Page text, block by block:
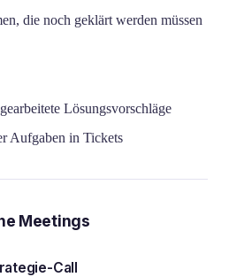
die noch geklärt werden müssen
Lösungsvorschläge
Aufgaben in Tickets
Meetings
Call